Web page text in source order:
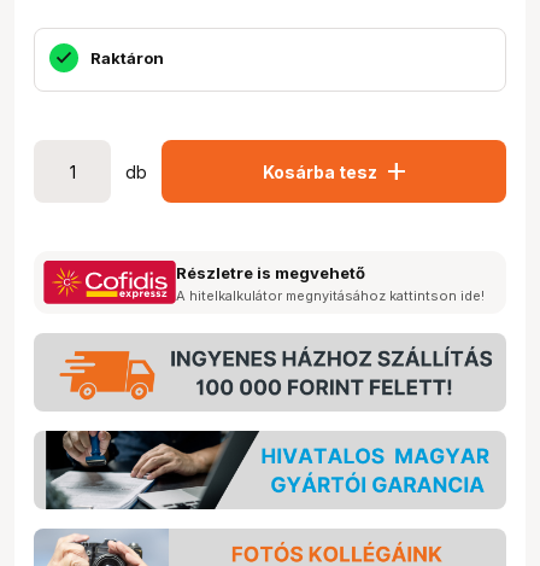
Raktáron
db Kosárba tesz add
Részletre is megvehető
A hitelkalkulátor megnyitásához kattintson ide!